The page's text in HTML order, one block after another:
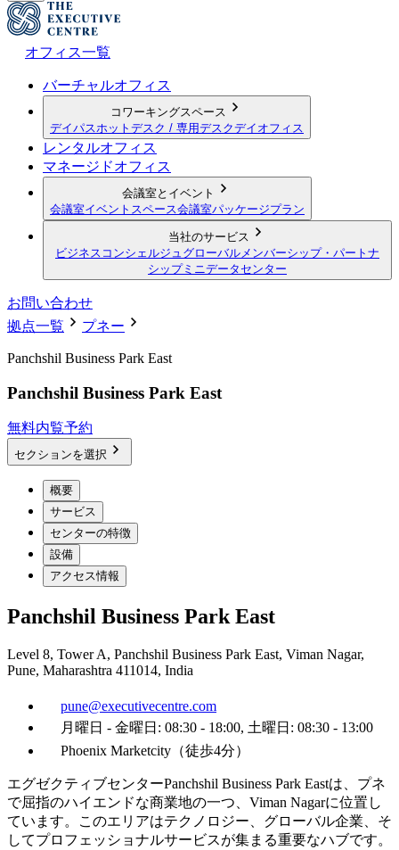
オフィス一覧
バーチャルオフィス
コワーキングスペース
デイパス ホットデスク / 専用デスクデイオフィス
レンタルオフィス
マネージドオフィス
会議室とイベント
会議室イベントスペース会議室パッケージプラン
当社のサービス
ビジネスコンシェルジュ グローバルメンバーシップ・パートナ
シップミニデータセンター
お問い合わせ
拠点一覧
プネー
Panchshil Business Park East
Panchshil Business Park East
無料内覧予約
セクションを選択
概要
サービス
センターの特徴
設備
アクセス情報
Panchshil Business Park East
Level 8, Tower A, Panchshil Business Park East, Viman Nagar,
Pune, Maharashtra 411014, India
pune@executivecentre.com
月曜日 - 金曜日: 08:30 - 18:00, 土曜日: 08:30 - 13:00
Phoenix Marketcity（徒歩4分）
エグゼクティブセンターPanchshil Business Park Eastは、プネ
で屈指のハイエンドな商業地の一つ、Viman Nagarに位置し
ています。このエリアはテクノロジー、グローバル企業、そ
してプロフェッショナルサービスが集まる重要なハブです。